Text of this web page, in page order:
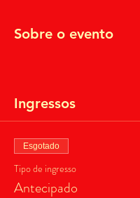
Sobre o evento
Ingressos
Esgotado
Tipo de ingresso
Antecipado